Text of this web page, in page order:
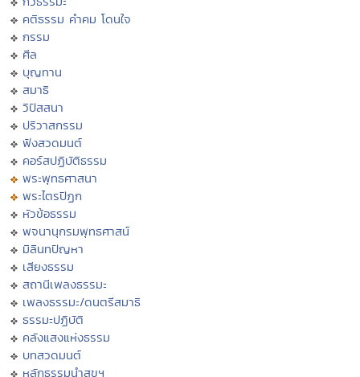
คติธรรม คำคม โดนใจ
กรรม
ศีล
บุญทาน
สมาธิ
วิปัสสนา
ปริวาสกรรม
ฟังสวดมนต์
คอร์สปฏิบัติธรรม
พระพุทธศาสนา
พระไตรปิฏก
หัวข้อธรรม
พจนานุกรมพุทธศาสน์
มิลินทปัญหา
เสียงธรรม
สถานีเพลงธรรมะ
เพลงธรรมะ/ดนตรีสมาธิ
ธรรมะปฏิบัติ
คลังแสงแห่งธรรม
บทสวดมนต์
หลักธรรมนำสุขฯ